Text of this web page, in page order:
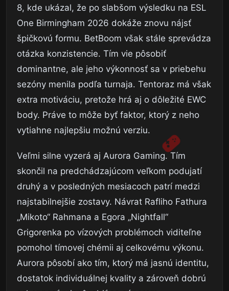
8, kde ukázal, že po slabšom výsledku na ESL
One Birmingham 2026 dokáže znovu nájsť
špičkovú formu. BetBoom však stále sprevádza
otázka konzistencie. Tím vie pôsobiť
dominantne, ale jeho výkonnosť sa v priebehu
sezóny menila podľa turnaja. Tentoraz má však
extra motiváciu, pretože hrá aj o dôležité EWC
body. Práve to môže byť faktor, ktorý z neho
vytiahne najlepšiu možnú verziu.
Veľmi silne vyzerá aj Aurora Gaming. Tím
skončil na predchádzajúcom veľkom podujatí
druhý a v posledných mesiacoch patrí medzi
najstabilnejšie zostavy. Návrat Rafliho Fathura
„Mikoto“ Rahmana a Egora „Nightfall“
Grigorenka po vízových problémoch viditeľne
pomohol tímovej chémii aj celkovému výkonu.
Aurora pôsobí ako tím, ktorý má jasnú identitu,
dostatok individuálnej kvality a zároveň dobrú